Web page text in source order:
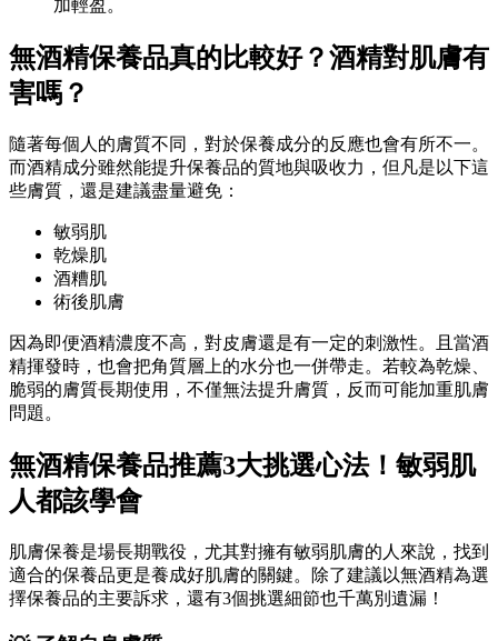
加輕盈。
無酒精保養品真的比較好？酒精對肌膚有
害嗎？
隨著每個人的膚質不同，對於保養成分的反應也會有所不一。
而酒精成分雖然能提升保養品的質地與吸收力，但凡是以下這
些膚質，還是建議盡量避免：
敏弱肌
乾燥肌
酒糟肌
術後肌膚
因為即便酒精濃度不高，對皮膚還是有一定的刺激性。且當酒
精揮發時，也會把角質層上的水分也一併帶走。若較為乾燥、
脆弱的膚質長期使用，不僅無法提升膚質，反而可能加重肌膚
問題。
無酒精保養品推薦3大挑選心法！ 敏弱肌
人都該學會
肌膚保養是場長期戰役，尤其對擁有敏弱肌膚的人來說，找到
適合的保養品更是養成好肌膚的關鍵。除了建議以無酒精為選
擇保養品的主要訴求，還有3個挑選細節也千萬別遺漏！